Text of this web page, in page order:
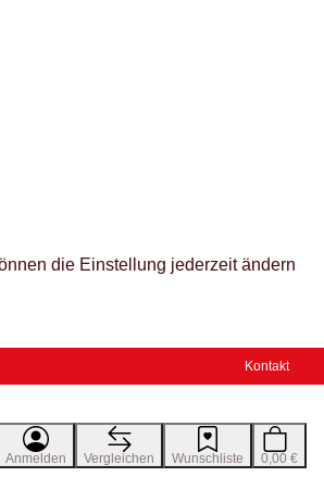
die Einstellung jederzeit ändern
Kontakt
Anmelden Vergleichen Wunschliste 0,00 €